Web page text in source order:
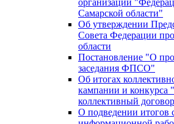
Самарской области"
Об утверждении
Совета Федерации
области
Постановление "О
заседания ФПСО"
Об итогах
кампании и
коллективный
О подведении итогов